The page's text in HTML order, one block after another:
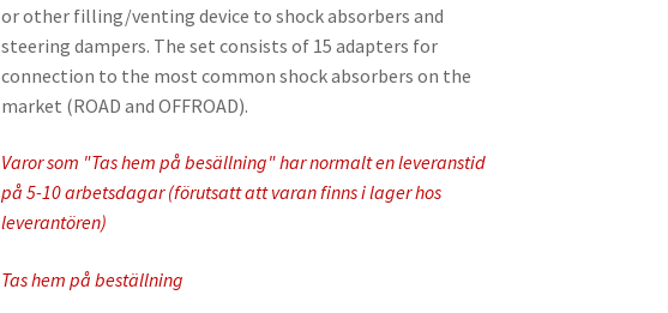
or other filling/venting device to shock absorbers and
steering dampers. The set consists of 15 adapters for
connection to the most common shock absorbers on the
market (ROAD and OFFROAD).
Varor som "Tas hem på besällning" har normalt en leveranstid
på 5-10 arbetsdagar (förutsatt att varan finns i lager hos
leverantören)
Tas hem på beställning